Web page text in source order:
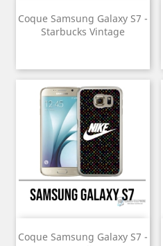
Coque Samsung Galaxy S7 -
Starbucks Vintage
Coque Samsung Galaxy S7 -